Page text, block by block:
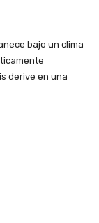
bajo un clima
derive en una